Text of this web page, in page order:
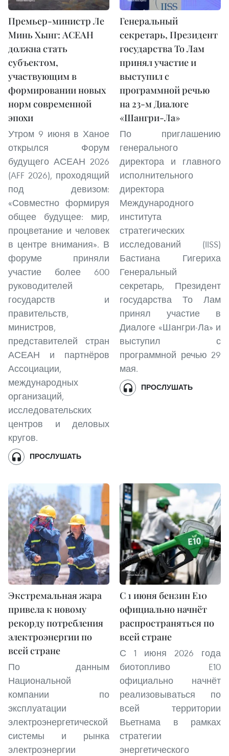
Премьер-министр Ле
Минь Хынг: АСЕАН
должна стать
субъектом,
участвующим в
формировании новых
норм современной
эпохи
Утром 9 июня в Ханое
открылся Форум
будущего АСЕАН 2026
(AFF 2026), проходящий
под девизом:
«Совместно формируя
общее будущее: мир,
процветание и человек
в центре внимания». В
форуме приняли
участие более 600
руководителей
государств и
правительств,
министров,
представителей стран
АСЕАН и партнёров
Ассоциации,
международных
организаций,
исследовательских
центров и деловых
кругов.
ПРОСЛУШАТЬ
Генеральный
секретарь, Президент
государства То Лам
принял участие и
выступил с
программной речью
на 23-м Диалоге
«Шангри-Ла»
По приглашению
генерального
директора и главного
исполнительного
директора
Международного
института
стратегических
исследований (IISS)
Бастиана Гигериха
Генеральный
секретарь, Президент
государства То Лам
принял участие в
Диалоге «Шангри-Ла» и
выступил с
программной речью 29
мая.
ПРОСЛУШАТЬ
Экстремальная жара
привела к новому
рекорду потребления
электроэнергии по
всей стране
По данным
Национальной
компании по
эксплуатации
электроэнергетической
системы и рынка
электроэнергии
С 1 июня бензин E10
официально начнёт
распространяться по
всей стране
С 1 июня 2026 года
биотопливо E10
официально начнёт
реализовываться по
всей территории
Вьетнама в рамках
стратегии
энергетического